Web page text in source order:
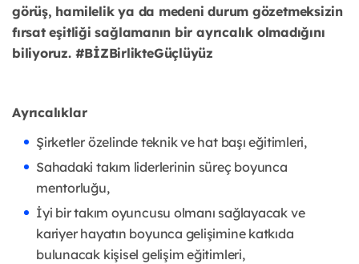
görüş, hamilelik ya da medeni durum gözetmeksizin
fırsat eşitliği sağlamanın bir ayrıcalık olmadığını
biliyoruz. #BİZBirlikteGüçlüyüz
Ayrıcalıklar
Şirketler özelinde teknik ve hat başı eğitimleri,
Sahadaki takım liderlerinin süreç boyunca
mentorluğu,
İyi bir takım oyuncusu olmanı sağlayacak ve
kariyer hayatın boyunca gelişimine katkıda
bulunacak kişisel gelişim eğitimleri,